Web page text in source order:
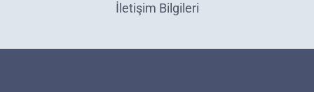
İletişim Bilgileri